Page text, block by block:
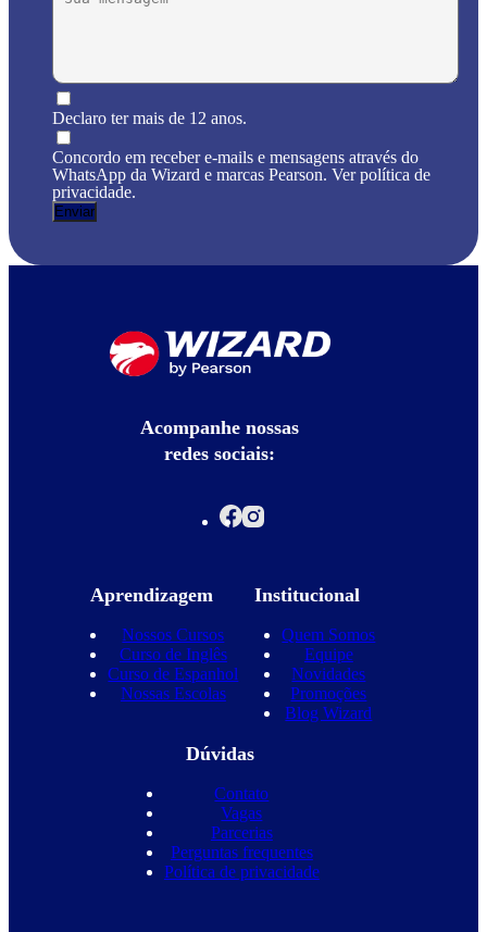
Declaro ter mais de 12 anos.
Concordo em receber e-mails e mensagens através do
WhatsApp da Wizard e marcas Pearson. Ver política de
privacidade.
Acompanhe nossas
redes sociais:
Aprendizagem
Nossos Cursos
Curso de Inglês
Curso de Espanhol
Nossas Escolas
Institucional
Quem Somos
Equipe
Novidades
Promoções
Blog Wizard
Dúvidas
Contato
Vagas
Parcerias
Perguntas frequentes
Política de privacidade